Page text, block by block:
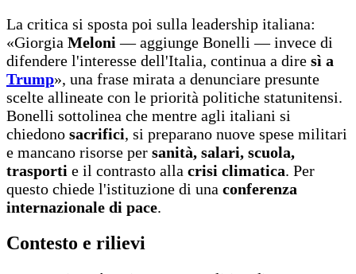
La critica si sposta poi sulla leadership italiana:
«Giorgia Meloni — aggiunge Bonelli — invece di
difendere l'interesse dell'Italia, continua a dire sì a
Trump», una frase mirata a denunciare presunte
scelte allineate con le priorità politiche statunitensi.
Bonelli sottolinea che mentre agli italiani si
chiedono sacrifici, si preparano nuove spese militari
e mancano risorse per sanità, salari, scuola,
trasporti e il contrasto alla crisi climatica. Per
questo chiede l'istituzione di una conferenza
internazionale di pace.
Contesto e rilievi